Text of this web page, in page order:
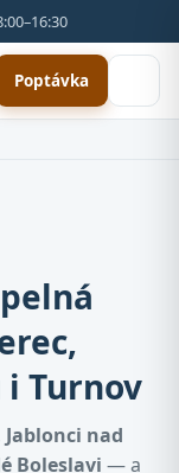
Poptávka
i Turnov
Jablonci nad
Boleslavi — a